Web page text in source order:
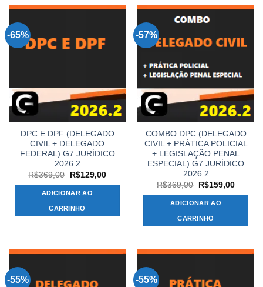
-65%
DPC E DPF (DELEGADO
CIVIL + DELEGADO
FEDERAL) G7 JURÍDICO
2026.2
R$369,00
O
original
era:
R$369,00.
R$129,00O
ADICIONAR AO
CARRINHO
-57%
COMBO DPC (DELEGADO
CIVIL + PRÁTICA POLICIAL
+ LEGISLAÇÃO PENAL
ESPECIAL) G7 JURÍDICO
2026.2
R$369,00
O
original
era:
R$369,00.
R$159,00O
ADICIONAR AO
CARRINHO
-55% -55%